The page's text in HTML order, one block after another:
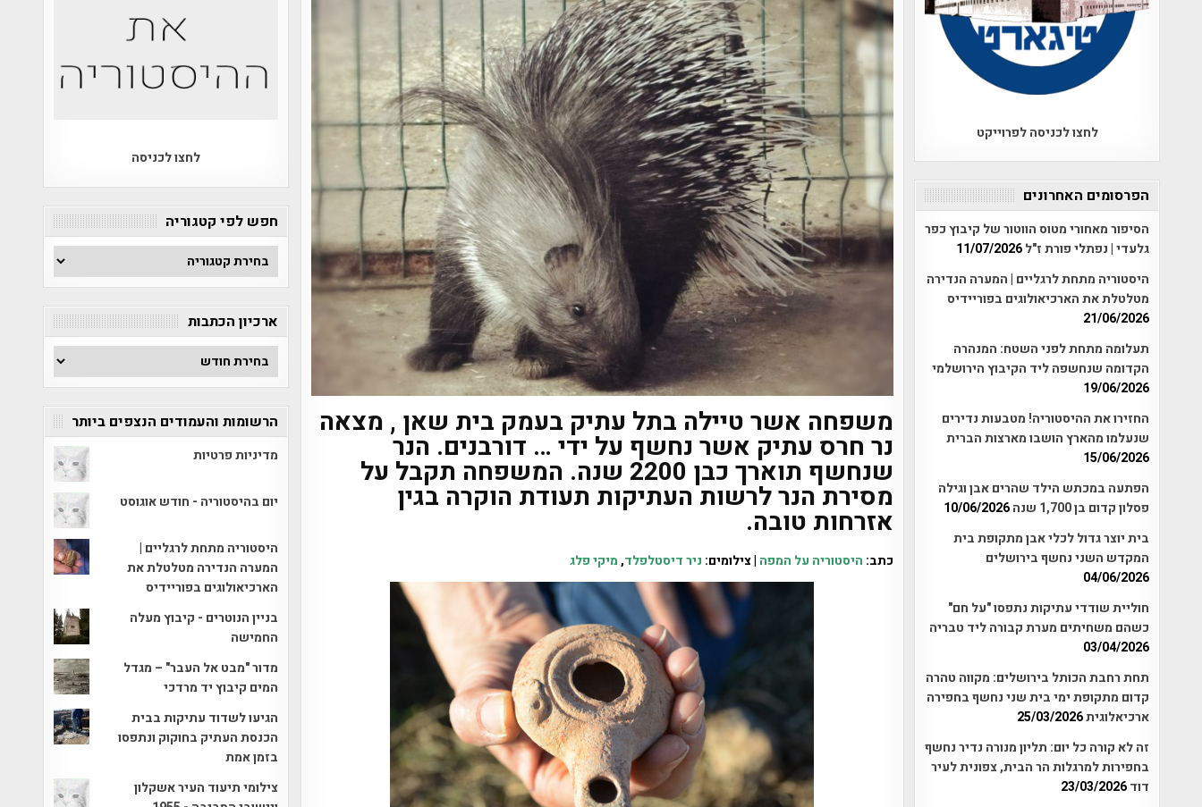
משפחה אשר טיילה בתל עתיק בעמק בית שאן , מצאה
נר חרס עתיק אשר נחשף על ידי … דורבנים. הנר
שנחשף תוארך כבן 2200 שנה. המשפחה תקבל על
מסירת הנר לרשות העתיקות תעודת הוקרה בגין
אזרחות טובה.
כתב: היסטוריה על המפה | צילומים: ניר דיסטלפלד,מיקי פלג
לחצו לכניסה לפרוייקט
הפרסומים האחרונים
הסיפור מאחורי מטוס הווטור של קיבוץ כפר
גלעדי | נפתלי פורת ז"ל11/07/2026
היסטוריה מתחת לרגליים | המערה הנדירה
מטלטלת את הארכיאולוגים בפוריידיס
21/06/2026
תעלומה מתחת לפני השטח: המנהרה
הקדומה שנחשפה ליד הקיבוץ הירושלמי
19/06/2026
החזירו את ההיסטוריה! מטבעות נדירים
שנעלמו מהארץ הושבו מארצות הברית
15/06/2026
הפתעה במכתש הילד שהרים אבן וגילה
פסלון קדום בן 1,700 שנה
10/06/2026
בית יוצר גדול לכלי אבן מתקופת בית
המקדש השני נחשף בירושלים
04/06/2026
חוליית שודדי עתיקות נתפסו "על חם"
כשהם משחיתים מערת קבורה ליד טבריה
03/04/2026
תחת רחבת הכותל בירושלים: מקווה טהרה
קדום מתקופת ימי בית שני נחשף בחפירה
ארכיאלוגית25/03/2026
זה לא קורה כל יום: תליון מנורה נדיר נחשף
בחפירות למרגלות הר הבית, צפונית לעיר
דוד23/03/2026
לחצו לכניסה
חפש לפי קטגוריה
חפש
לפי
קטגוריה
ארכיון הכתבות
ארכיון
הכתבות
הרשומות והעמודים הנצפים ביותר
מדיניות פרטיות
יום בהיסטוריה - חודש אוגוסט
היסטוריה מתחת לרגליים |
המערה הנדירה מטלטלת את
הארכיאולוגים בפוריידיס
בניין הנוטרים - קיבוץ מעלה
החמישה
מדור "מבט אל העבר" – מגדל
המים קיבוץ יד מרדכי
הגיעו לשדוד עתיקות בבית
הכנסת העתיק בחוקוק ונתפסו
בזמן אמת
צילומי תיעוד העיר אשקלון